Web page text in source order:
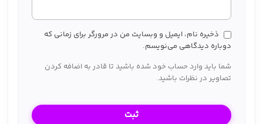
ذخیره نام، ایمیل و وبسایت من در مرورگر برای زمانی که
دوباره دیدگاهی می‌نویسم.
شما باید وارد حساب خود شده باشید تا قادر به اضافه کردن
تصاویر در نظرات باشید.